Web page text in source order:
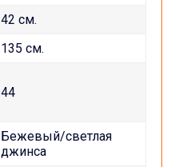
42 см.
135 см.
44
Бежевый/светлая
джинса